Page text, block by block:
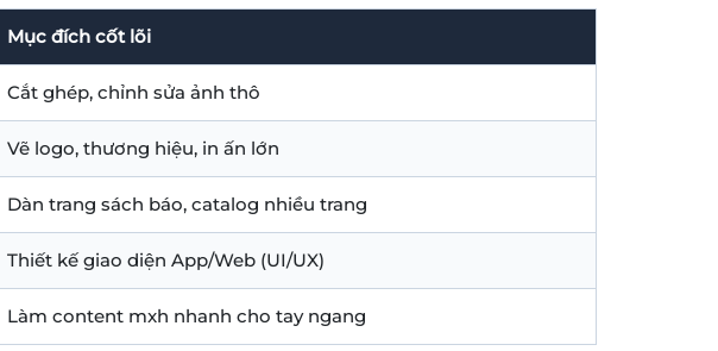
Mục đích cốt lõi
Cắt ghép, chỉnh sửa ảnh thô
Vẽ logo, thương hiệu, in ấn lớn
Dàn trang sách báo, catalog nhiều trang
Thiết kế giao diện App/Web (UI/UX)
Làm content mxh nhanh cho tay ngang